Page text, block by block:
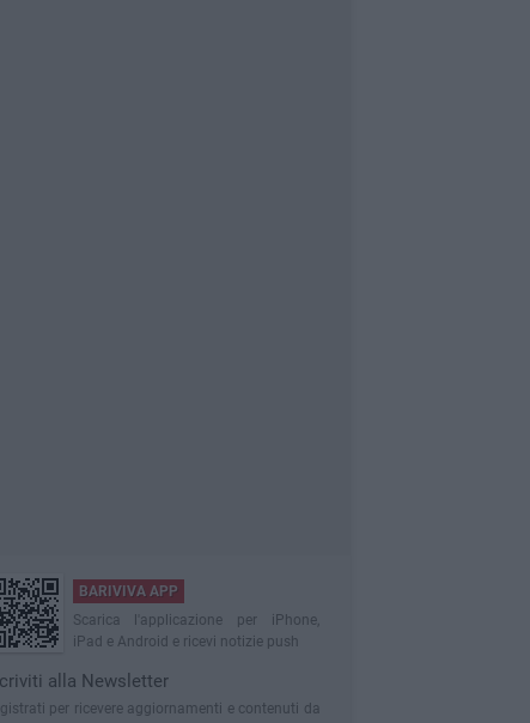
BARIVIVA APP
Scarica l'applicazione per iPhone,
iPad e Android e ricevi notizie push
alla Newsletter
per ricevere aggiornamenti e contenuti da